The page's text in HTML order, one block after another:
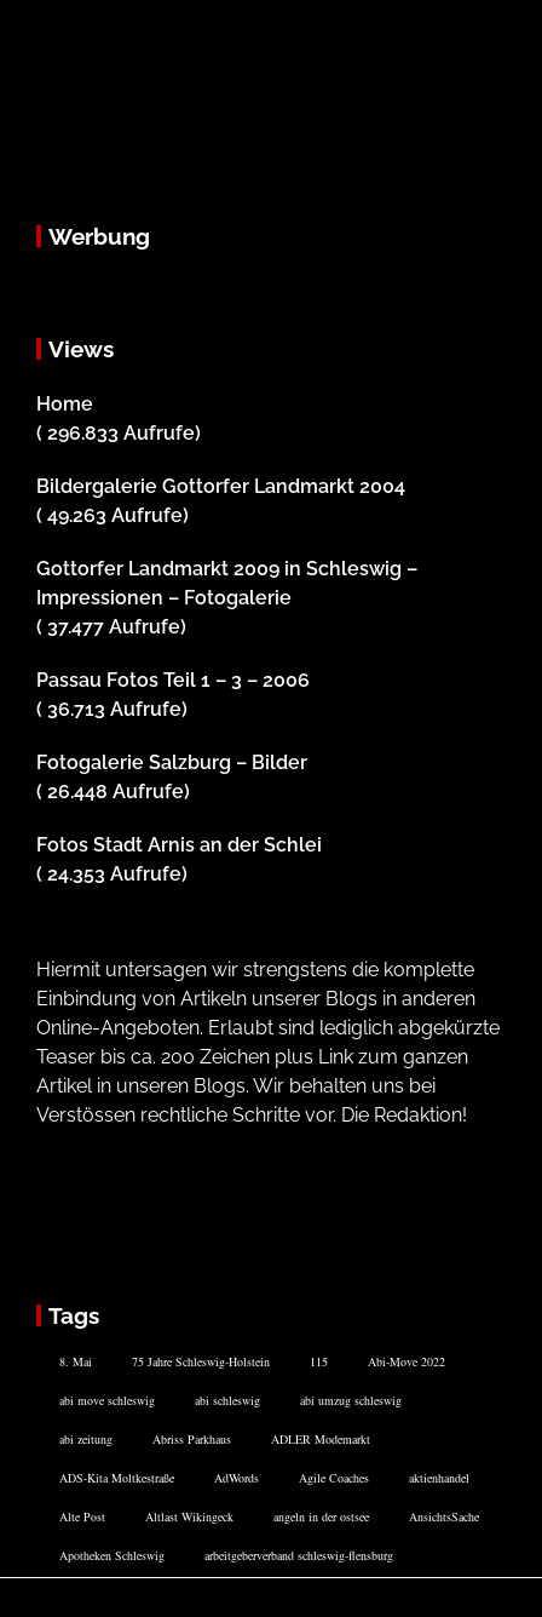
Werbung
Views
Home
( 296.833 Aufrufe)
Bildergalerie Gottorfer Landmarkt 2004
( 49.263 Aufrufe)
Gottorfer Landmarkt 2009 in Schleswig –
Impressionen – Fotogalerie
( 37.477 Aufrufe)
Passau Fotos Teil 1 – 3 – 2006
( 36.713 Aufrufe)
Fotogalerie Salzburg – Bilder
( 26.448 Aufrufe)
Fotos Stadt Arnis an der Schlei
( 24.353 Aufrufe)
Hiermit untersagen wir strengstens die komplette
Einbindung von Artikeln unserer Blogs in anderen
Online-Angeboten. Erlaubt sind lediglich abgekürzte
Teaser bis ca. 200 Zeichen plus Link zum ganzen
Artikel in unseren Blogs. Wir behalten uns bei
Verstössen rechtliche Schritte vor. Die Redaktion!
Tags
8. Mai 75 Jahre Schleswig-Holstein 115 Abi-Move 2022
abi move schleswig abi schleswig abi umzug schleswig
abi zeitung Abriss Parkhaus ADLER Modemarkt
ADS-Kita Moltkestraße AdWords Agile Coaches aktienhandel
Alte Post Altlast Wikingeck angeln in der ostsee AnsichtsSache
Apotheken Schleswig arbeitgeberverband schleswig-flensburg